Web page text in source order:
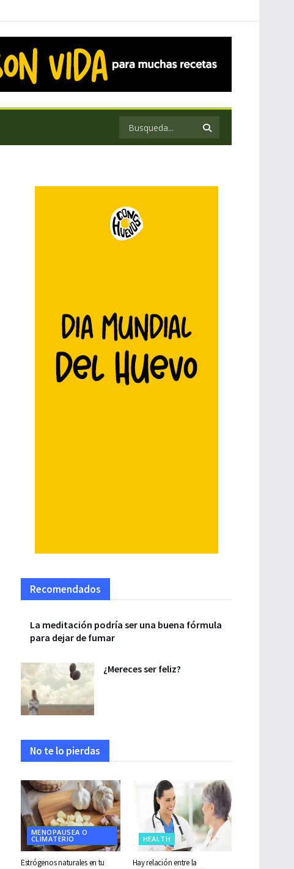
Recomendados
La meditación podría ser una buena fórmula
para dejar de fumar
¿Mereces ser feliz?
No te lo pierdas
MENOPAUSEA O
CLIMATERIO
Estrógenos naturales en tu
HEALTH
Hay relación entre la